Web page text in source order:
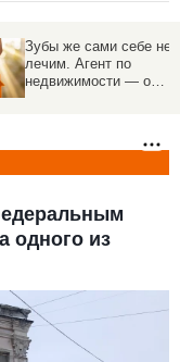
Зубы же сами себе не
лечим. Агент по
недвижимости — о
одного из